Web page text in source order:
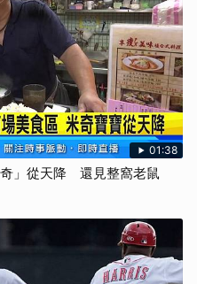
01:38
」從天降 還見整窩老鼠